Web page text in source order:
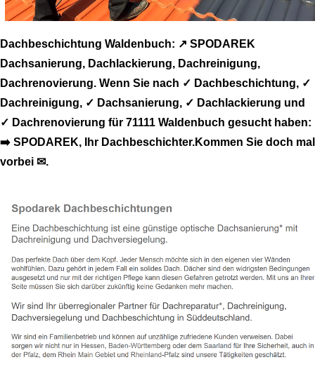
Dachbeschichtung Waldenbuch: ↗️ SPODAREK
Dachsanierung, Dachlackierung, Dachreinigung,
Dachrenovierung. Wenn Sie nach ✓ Dachbeschichtung, ✓
Dachreinigung, ✓ Dachsanierung, ✓ Dachlackierung und
✓ Dachrenovierung für 71111 Waldenbuch gesucht haben:
➡️ SPODAREK, Ihr Dachbeschichter.Kommen Sie doch mal
vorbei ✉.